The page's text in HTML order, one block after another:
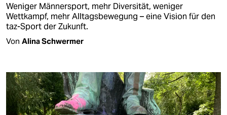
Weniger Männersport, mehr Diversität, weniger
Wettkampf, mehr Alltagsbewegung – eine Vision für den
taz-Sport der Zukunft.
Von Alina Schwermer